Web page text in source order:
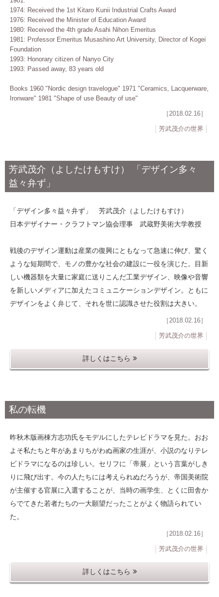
1974: Received the 1st Kitaro Kunii Industrial Crafts Award
1976: Received the Minister of Education Award
1980: Received the 4th grade Asahi Nihon Emeritus
1981: Professor Emeritus Musashino Art University, Director of Kogei
Foundation
1993: Honorary citizen of Nanyo City
1993: Passed away, 83 years old
Books 1960 "Nordic design travelogue" 1971 "Ceramics, Lacquerware,
Ironware" 1981 "Shape of use Beauty of use"
［2018.02.16］
芳武茂介の世界
芳武茂介（よしたけもすけ） 「デザイン多々
益々弁ず」
「デザイン多々益々弁ず」 芳武茂介（よしたけもすけ）
日本デザイナー・クラフトマン協会理事 武蔵野美術大学教授
戦後のデザイン運動は産業の復興にともなって急速に伸び、驚く
ような短期間で、モノの豊かな社会の建設に一役を演じた。目新
しい機器類を大量に家庭に送りこんだ工業デザイン、映像や音響
を新しいメディアに加えたコミュニケーションデザイン。ともに
デザインをよく弁じて、それを世に認識させた役割は大きい。
［2018.02.16］
芳武茂介の世界
詳しくはこちら
私の転機
昨秋木版画棟方志功氏をモデルにしたテレビドラマを見た。おお
よそ私たちと年があまりちがわぬ画家の生涯が、小説のなりテレ
ビドラマになるのは珍しい。セリフに「帝展」という言葉がしき
りに飛び出す。今の人たちには考えられぬだろうが、帝国美術院
が主催する官展に入選することが、当時の画学生、とくに田舎か
らでてきた若者たちの一大願望だったことがよく物語られてい
た。
［2018.02.16］
芳武茂介の世界
詳しくはこちら